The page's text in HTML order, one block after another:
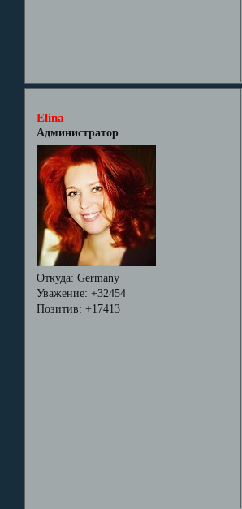
Elina
Администратор
Откуда: Germany
Уважение: +32454
Позитив: +17413